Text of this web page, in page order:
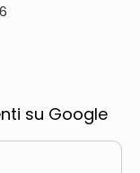
su Google